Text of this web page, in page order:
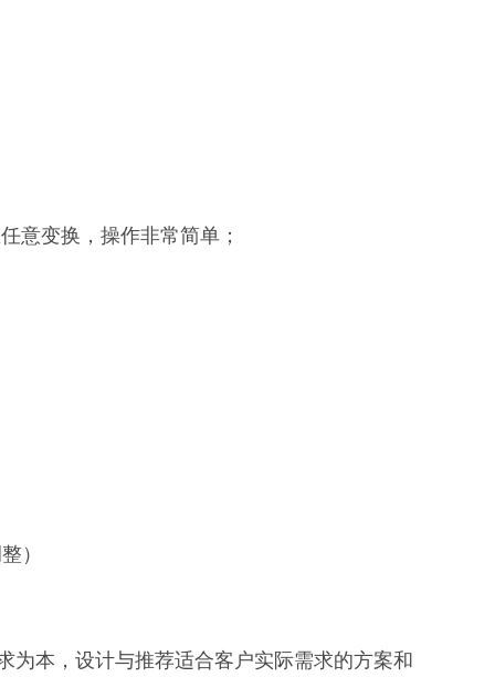
意变换，操作非常简单；
）
为本，设计与推荐适合客户实际需求的方案和